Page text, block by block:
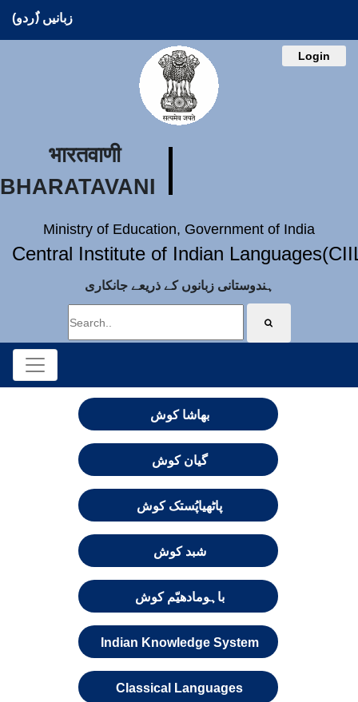
زبانیں (ُردو)
Login
भारतवाणी
BHARATAVANI
Ministry of Education, Government of India
Central Institute of Indian
ہندوستانی زبانوں کے ذریعے جانکاری
بھاشا کوش
گیان کوش
پاٹھیاپُستک کوش
شبد کوش
باہومادھیّم کوش
Indian Knowledge System
Classical Languages